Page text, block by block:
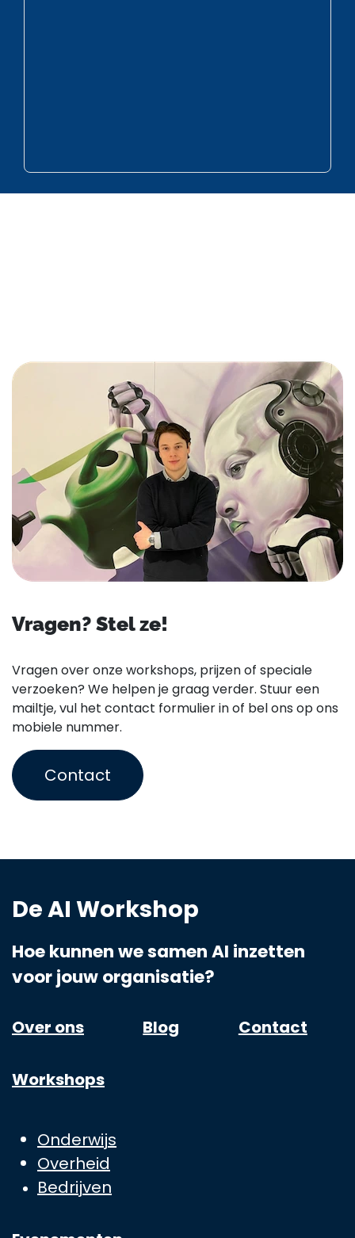
Vragen? Stel ze!
Vragen over onze workshops, prijzen of speciale
verzoeken? We helpen je graag verder. Stuur een
mailtje, vul het contact formulier in of bel ons op ons
mobiele nummer.
Contact
De AI Workshop
Hoe kunnen we samen AI inzetten
voor jouw organisatie?
Over ons Blog Contact
Workshops
Onderwijs
Overheid
Bedrijven